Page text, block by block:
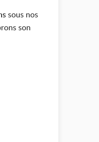
sous nos
son